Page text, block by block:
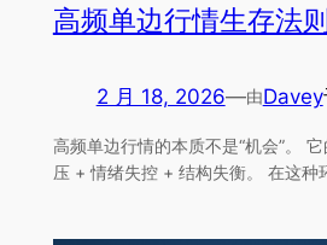
高频单边行情生存法
2 月 18, 2026—由Davey
高频单边行情的本质不是“机会”。
压 + 情绪失控 + 结构失衡。 在这种